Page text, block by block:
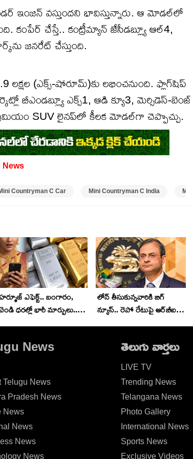
ఇంజన్ వస్తుందని భావిస్తున్నారు. ఆ మోడల్‌లో
కంపేర్ చేస్తే.. కంట్రీమ్యాన్ జేసీడబ్ల్యూ ఆల్4,
జనరేట్ చేస్తుంది.
లక్షల (ఎక్స్-షోరూమ్)కు లభించనుంది. ఫ్లాగ్‌షిప్
బీఎండబ్ల్యూ ఎక్స్1, ఆడి క్యూ3, మెర్సిడెస్-బెంజ్
SUV లైనప్‌లో కీలక మోడల్‌గా చెప్పొచ్చు.
News
Countryman C Car Mini Countryman C India
ఎఫెక్ట్.. బంగారం,
ధరల్లో భారీ మార్పులు..
లోన్ తీసుకున్నవారికి బిగ్
న్యూస్.. రెపో రేటుపై ఆర్‌బీఐ
News
Telugu News
Pradesh News
News
News
News
News
తెలుగు వార్తలు
LIVE TV
Trending News
Telangana News
Photo Gallery
International News
Sports News
Exclusive Videos